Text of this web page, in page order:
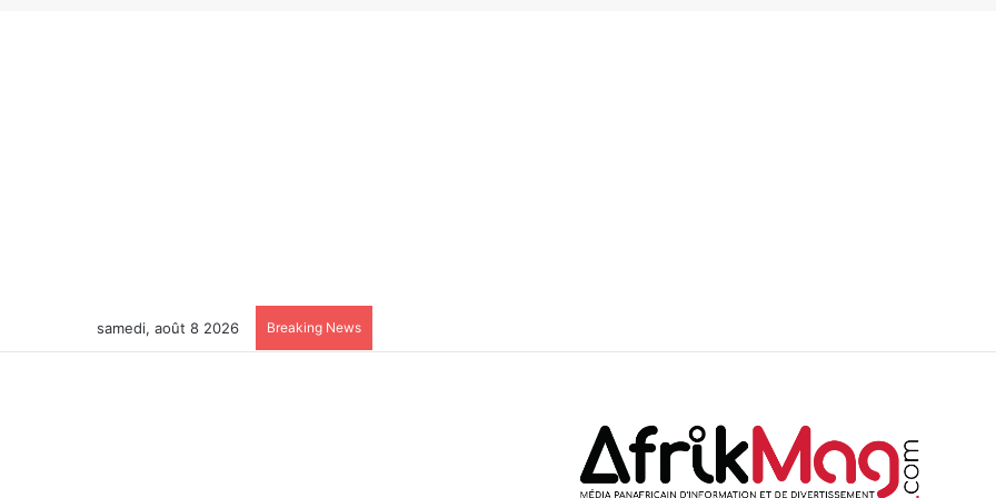
samedi, août 8 2026 Breaking News